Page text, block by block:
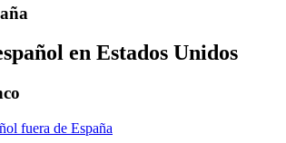
en Estados Unidos
fuera de España